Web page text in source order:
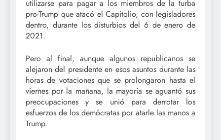
utilizarse para pagar a los miembros de la turba
pro-Trump que atacó el Capitolio, con legisladores
dentro, durante los disturbios del 6 de enero de
2021.
Pero al final, aunque algunos republicanos se
alejaron del presidente en esos asuntos durante las
horas de votaciones que se prolongaron hasta el
viernes por la mañana, la mayoría se aguantó sus
preocupaciones y se unió para derrotar los
esfuerzos de los demócratas por atarle las manos a
Trump.